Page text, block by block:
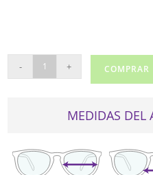
REVLON
4066-
- + COMPRAR
MEDIDAS DEL